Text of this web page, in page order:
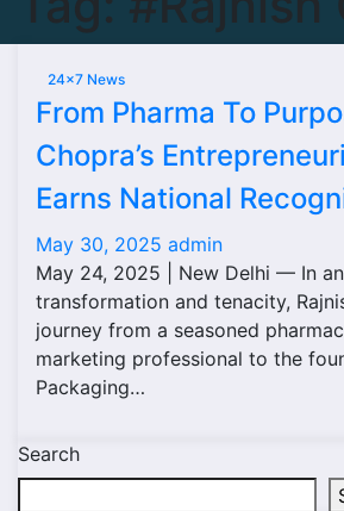
24x7 News
From Pharma To
Chopra’s
Earns National
May 30, 2025 admin
May 24, 2025 | New Delhi — In
transformation and tenacity,
journey from a seasoned
marketing professional to the
Packaging…
Search